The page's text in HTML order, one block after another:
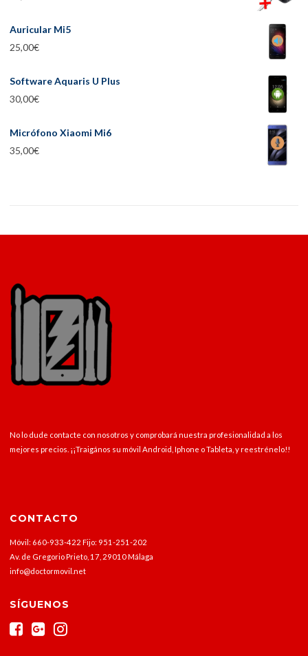
Auricular Mi5
25,00€
Software Aquaris U Plus
30,00€
Micrófono Xiaomi Mi6
35,00€
No lo dude contacte con nosotros y comprobará nuestra profesionalidad a los
mejores precios. ¡¡Traigános su móvil Android, Iphone o Tableta, y reestrénelo!!
CONTACTO
Móvil: 660-933-422 Fijo: 951-251-202
Av. de Gregorio Prieto, 17, 29010 Málaga
info@doctormovil.net
SÍGUENOS